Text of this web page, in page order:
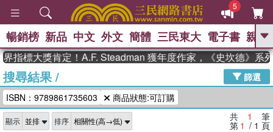
5
GO
The Odyssey 、
父親節 、 如果歷史是一群喵 、 暑期
推薦 、 國際布克獎 臺灣漫遊錄
念華 、 台灣的李登輝時代 、 數學女
孩：黎曼猜想
偉大的迷走神經
暢銷榜 新品 中文 外文 簡體 三民東大 電子書 親子
指標大獎肯定！A.F. Steadman 獲年度作家，《史坎德》系
搜尋結果/
篩選
ISBN：9789861735603
商品狀態:可訂購
顯示 排序 共 1 筆
第 1 / 1 頁